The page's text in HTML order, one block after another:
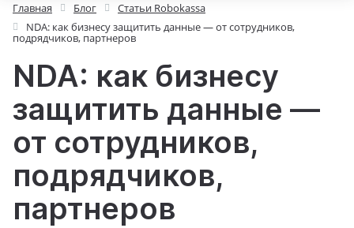
Главная Блог
Статьи Robokassa
NDA: как бизнесу защитить данные — от сотрудников,
подрядчиков, партнеров
NDA: как бизнесу
защитить данные —
от сотрудников,
подрядчиков,
партнеров